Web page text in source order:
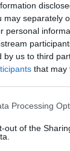
may separately
personal
by us to third
that may
website/app
visit or usage
to Google
Processing
out of the
A
pár
finom
nyomj
on!
a
winter